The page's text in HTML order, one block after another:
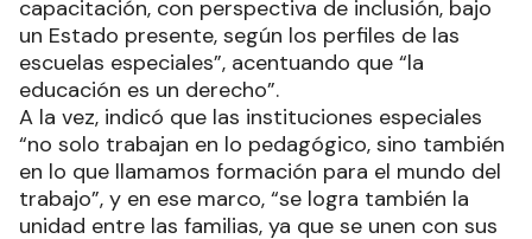
capacitación, con perspectiva de inclusión, bajo
un Estado presente, según los perfiles de las
escuelas especiales”, acentuando que “la
educación es un derecho”.
A la vez, indicó que las instituciones especiales
“no solo trabajan en lo pedagógico, sino también
en lo que llamamos formación para el mundo del
trabajo”, y en ese marco, “se logra también la
unidad entre las familias, ya que se unen con sus